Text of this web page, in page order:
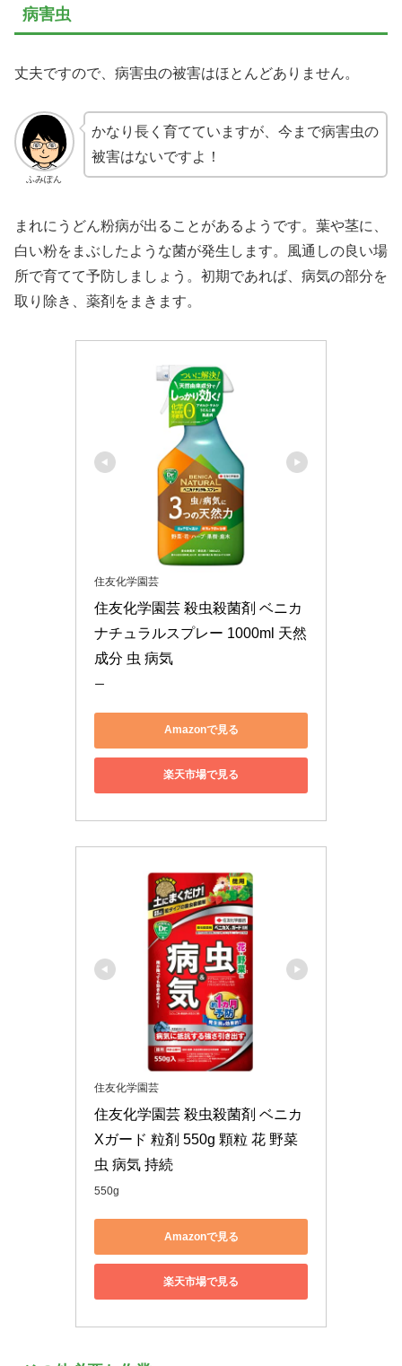
病害虫
丈夫ですので、病害虫の被害はほとんどありません。
ふみぽん
かなり長く育てていますが、今まで病害虫の
被害はないですよ！
まれにうどん粉病が出ることがあるようです。葉や茎に、
白い粉をまぶしたような菌が発生します。風通しの良い場
所で育てて予防しましょう。初期であれば、病気の部分を
取り除き、薬剤をまきます。
住友化学園芸
住友化学園芸 殺虫殺菌剤 ベニカ
ナチュラルスプレー 1000ml 天然
成分 虫 病気
ー
Amazonで見る
楽天市場で見る
住友化学園芸
住友化学園芸 殺虫殺菌剤 ベニカ
Xガード 粒剤 550g 顆粒 花 野菜
虫 病気 持続
550g
Amazonで見る
楽天市場で見る